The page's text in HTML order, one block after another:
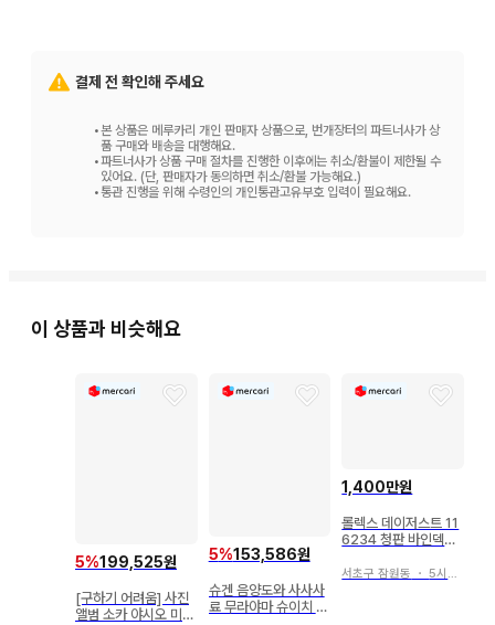
결제 전 확인해 주세요
•본 상품은 메루카리 개인 판매자 상품으로, 번개장터의 파트너사가 상
품 구매와 배송을 대행해요.
•파트너사가 상품 구매 절차를 진행한 이후에는 취소/환불이 제한될 수
있어요. (단, 판매자가 동의하면 취소/환불 가능해요.)
•통관 진행을 위해 수령인의 개인통관고유부호 입력이 필요해요.
이 상품과 비슷해요
5%199,525원
[구하기 어려움] 사진
앨범 소카 야시오 미사
5%153,586원
슈겐 음양도와 사사사
료 무라야마 슈이치 저
1,400만원
롤렉스 데이저스트 11
6234 청판 바인덱스
서초구 잠원동 ・5시간 전